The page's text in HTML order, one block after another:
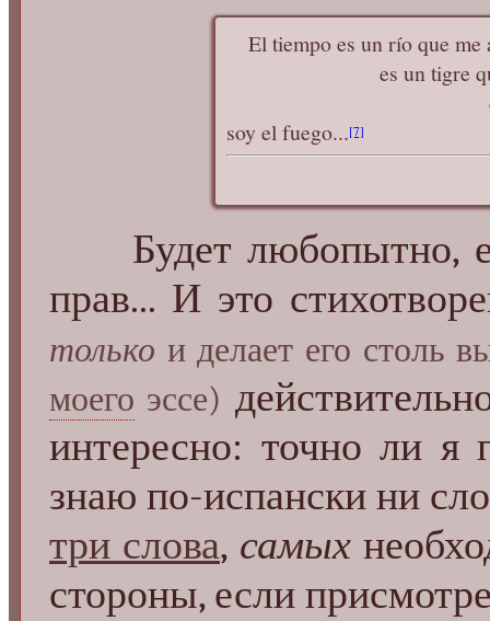
El tiempo es un río que me
es un tigre que me
es un fuego
soy el fuego...[7]
Будет любопытно,
прав... И это
только и делает его столь
моего эссе)
интересно: точно ли
знаю по-испански ни
три слова, самых
стороны, если